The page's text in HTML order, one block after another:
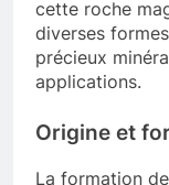
cette roche
diverses
précieux
applications.
Origine et
La formation